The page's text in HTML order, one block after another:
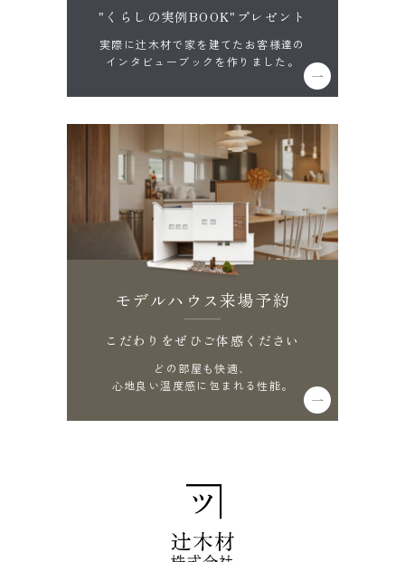
"くらしの実例BOOK"プレゼント
実際に辻木材で家を建てたお客様達の
インタビューブックを作りました。
モデルハウス来場予約
こだわりをぜひご体感ください
どの部屋も快適、
心地良い温度感に包まれる性能。